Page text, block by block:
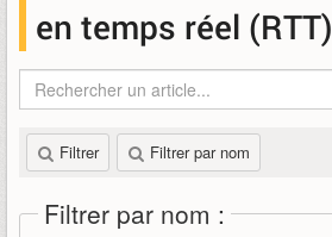
en temps réel (RTT)
Filtrer Filtrer par nom
Filtrer par nom :